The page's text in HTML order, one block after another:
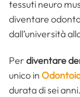
tessuti neuro
diventare
dall’università
Per diventare
unico in
durata di sei